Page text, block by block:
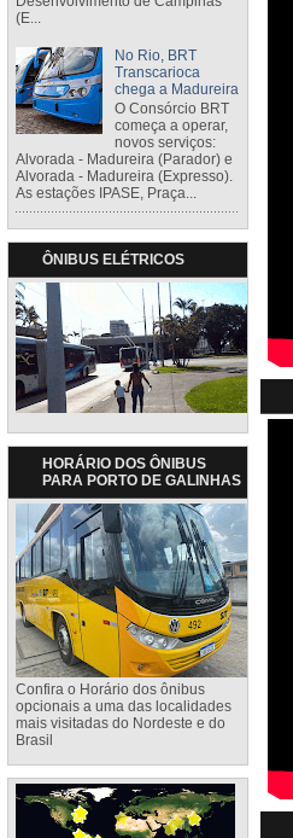
(E...
No Rio, BRT
Transcarioca
chega a Madureira
O Consórcio BRT
começa a operar,
novos serviços:
Alvorada - Madureira (Parador) e
Alvorada - Madureira (Expresso).
As estações IPASE, Praça...
ÔNIBUS ELÉTRICOS
HORÁRIO DOS ÔNIBUS
PARA PORTO DE GALINHAS
Confira o Horário dos ônibus
opcionais a uma das localidades
mais visitadas do Nordeste e do
Brasil